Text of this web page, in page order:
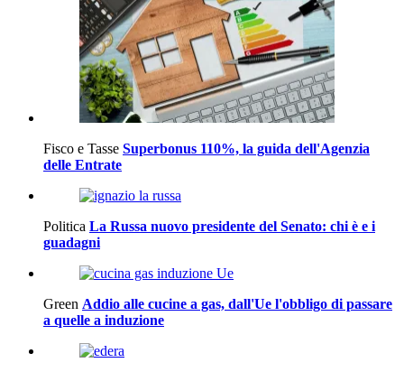
Fisco e Tasse Superbonus 110%, la guida dell'Agenzia
delle Entrate
Politica La Russa nuovo presidente del Senato: chi è e i
guadagni
Green Addio alle cucine a gas, dall'Ue l'obbligo di passare
a quelle a induzione